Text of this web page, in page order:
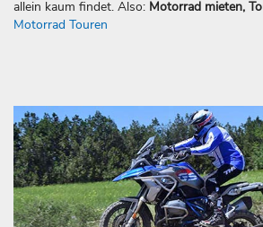
allein kaum findet. Also: Motorrad mieten,
Motorrad Touren